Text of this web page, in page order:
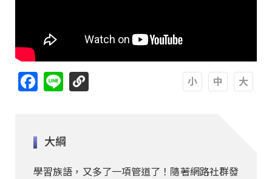
Facebook
Line
大綱
學習族語，又多了一項管道了！隨著網路社群發